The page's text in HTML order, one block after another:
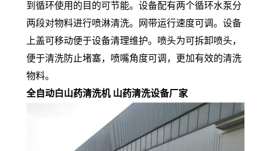
到循环使用的目的可节能。设备配有两个循环水泵分
两段对物料进行喷淋清洗。网带运行速度可调。设备
上盖可移动便于设备清理维护。喷头为可拆卸喷头，
便于清洗防止堵塞，喷嘴角度可调，更加有效的清洗
物料。
全自动白山药清洗机 山药清洗设备厂家